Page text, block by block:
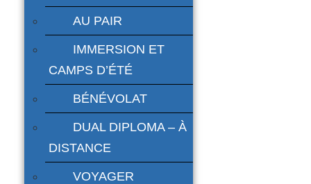
AU PAIR
IMMERSION ET
CAMPS D’ÉTÉ
BÉNÉVOLAT
DUAL DIPLOMA – À
DISTANCE
VOYAGER